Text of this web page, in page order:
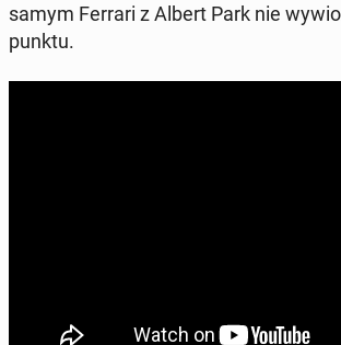
samym Ferrari z Albert Park nie
punktu.